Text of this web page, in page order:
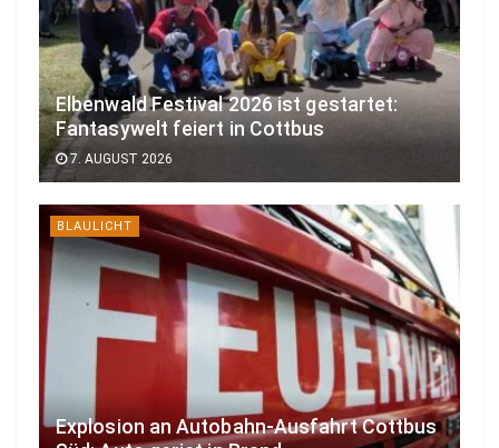
Elbenwald Festival 2026 ist gestartet:
Fantasywelt feiert in Cottbus
7. AUGUST 2026
BLAULICHT
Explosion an Autobahn-Ausfahrt Cottbus